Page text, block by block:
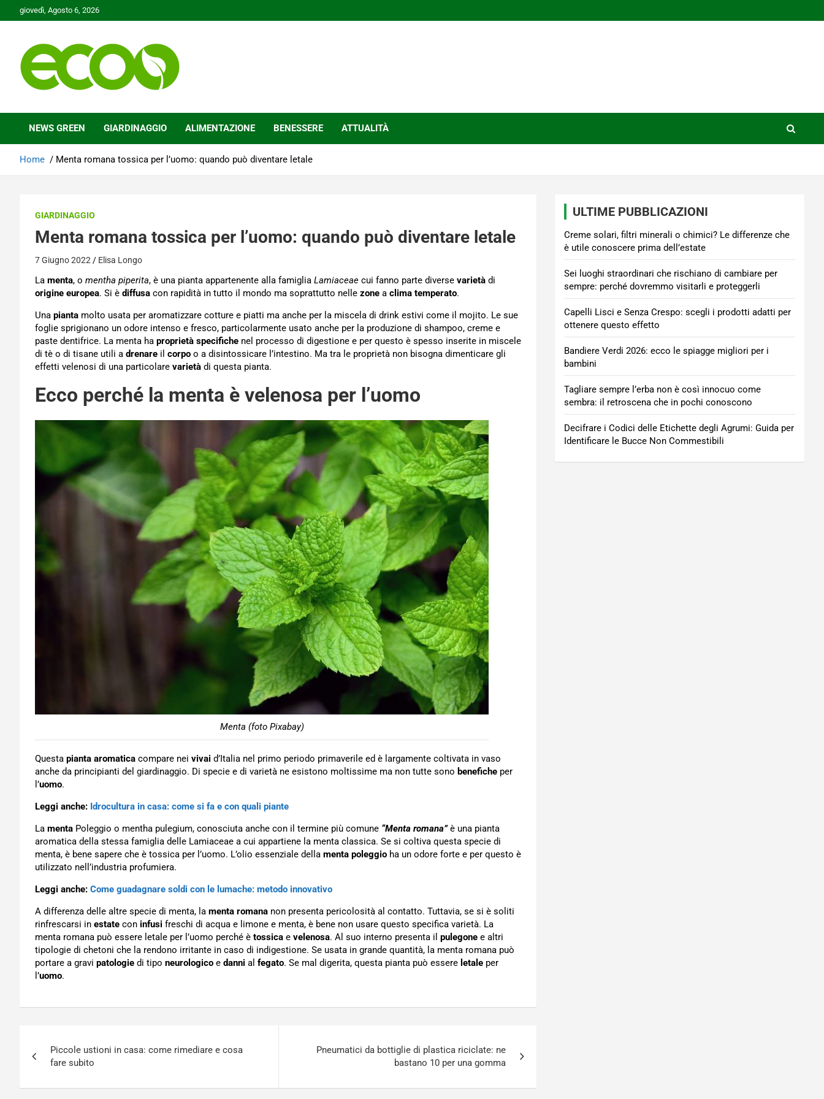
to
giovedì, Agosto 6, 2026
Ecoo.it
NEWS GREEN GIARDINAGGIO ALIMENTAZIONE BENESSERE ATTUALITÀ
Home Menta romana tossica per l’uomo: quando può diventare letale
GIARDINAGGIO
Menta romana tossica per l’uomo: quando può diventare letale
7 Giugno 2022 Elisa Longo
La menta, o mentha piperita, è una pianta appartenente alla famiglia Lamiaceae cui fanno parte diverse varietà di
origine europea. Si è diffusa con rapidità in tutto il mondo ma soprattutto nelle zone a clima temperato.
Una pianta molto usata per aromatizzare cotture e piatti ma anche per la miscela di drink estivi come il mojito. Le sue
foglie sprigionano un odore intenso e fresco, particolarmente usato anche per la produzione di shampoo, creme e
paste dentifrice. La menta ha proprietà specifiche nel processo di digestione e per questo è spesso inserite in miscele
di tè o di tisane utili a drenare il corpo o a disintossicare l’intestino. Ma tra le proprietà non bisogna dimenticare gli
effetti velenosi di una particolare varietà di questa pianta.
Ecco perché la menta è velenosa per l’uomo
Menta (foto Pixabay)
Questa pianta aromatica compare nei vivai d’Italia nel primo periodo primaverile ed è largamente coltivata in vaso
anche da principianti del giardinaggio. Di specie e di varietà ne esistono moltissime ma non tutte sono benefiche per
l’uomo.
Leggi anche: Idrocultura in casa: come si fa e con quali piante
La menta Poleggio o mentha pulegium, conosciuta anche con il termine più comune “Menta romana”è una pianta
aromatica della stessa famiglia delle Lamiaceae a cui appartiene la menta classica. Se si coltiva questa specie di
menta, è bene sapere che è tossica per l’uomo. L’olio essenziale della menta poleggio ha un odore forte e per questo è
utilizzato nell’industria profumiera.
Leggi anche: Come guadagnare soldi con le lumache: metodo innovativo
A differenza delle altre specie di menta, la menta romana non presenta pericolosità al contatto. Tuttavia, se si è soliti
rinfrescarsi in estate con infusi freschi di acqua e limone e menta, è bene non usare questo specifica varietà. La
menta romana può essere letale per l’uomo perché è tossica e velenosa. Al suo interno presenta il pulegone e altri
tipologie di chetoni che la rendono irritante in caso di indigestione. Se usata in grande quantità, la menta romana può
portare a gravi patologie di tipo neurologico e danni al fegato. Se mal digerita, questa pianta può essere letale per
l’uomo.
articoli
Piccole ustioni in casa: come rimediare e cosa
fare subito
Pneumatici da bottiglie di plastica riciclate: ne
bastano 10 per una gomma
ULTIME PUBBLICAZIONI
Creme solari, filtri minerali o chimici? Le differenze che
è utile conoscere prima dell’estate
Sei luoghi straordinari che rischiano di cambiare per
sempre: perché dovremmo visitarli e proteggerli
Capelli Lisci e Senza Crespo: scegli i prodotti adatti per
ottenere questo effetto
Bandiere Verdi 2026: ecco le spiagge migliori per i
bambini
Tagliare sempre l’erba non è così innocuo come
sembra: il retroscena che in pochi conoscono
Decifrare i Codici delle Etichette degli Agrumi: Guida per
Identificare le Bucce Non Commestibili